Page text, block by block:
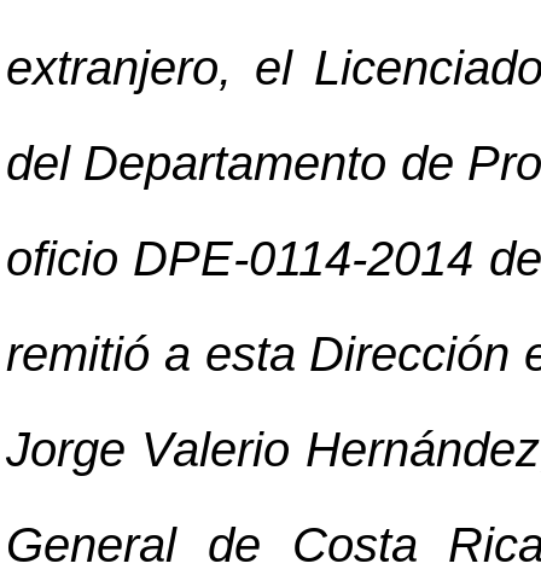
extranjero, el
del Departamento de
oficio DPE-0114-2014
remitió a esta Dirección
Jorge Valerio
General de Costa